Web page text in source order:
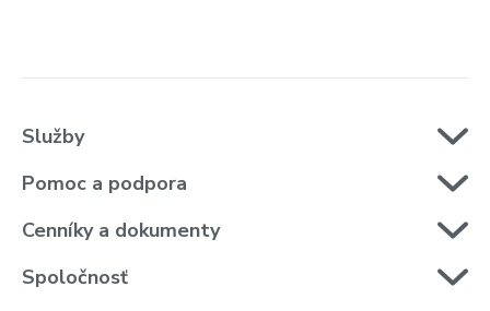
Služby
Pomoc a podpora
Cenníky a dokumenty
Spoločnosť